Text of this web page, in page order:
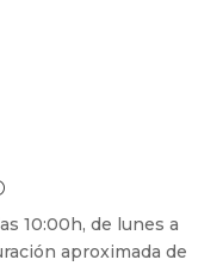
10:00h, de lunes a
aproximada de